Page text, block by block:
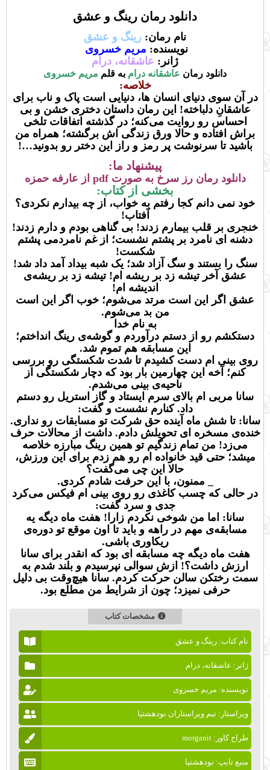
دانلود رمان رینگ و عشق
نام رمان: رینگ و عشق
نویسنده: مریم خسروی
ژانر: عاشقانه، درام
دانلود رمان عاشقانه درام به قلم مریم خسروی
خلاصه:
در آن سوی دنیای انسان ها، دنیایی است پاک و ناب برای
عاشقانِ دلباخته! این رمان داستان دختری خشن و بی
احساس رو روایت می‌کنه؛ در گذشته اتفاقات تلخی
براش افتاده و حالا ورق زندگی اش برگشته؛ همراه من
باشید تا سرنوشت پر رمز و راز این دختر رو بدونید…!
پیشنهاد ما:
دانلود رمان رز سرخ به صورت pdf از عارفه حمزه
بخشی از کتاب:
خود نمی دانم کجا رفتم به خواب، از چه بیدارم نکردی؟
آفتاب!
خنجری بر قلب بیمارم زدند! بی گناهی بودم و دارم زدند!
دشنه ای نامرد بر پشتم نشست؛ از غم نامردمی پشتم
شکست!
سنگ را بستند و سگ آزاد شد؛ یک شبه بیداد آمد داد شد!
عشق آخر تیشه زد بر ریشه ام! تیشه زد بر ریشه‌ی
اندیشه ام!
عشق اگر این است مرتد می‌شوم؛ خوب اگر این است
من بد می‌شوم.
به نام خدا
دستکشم رو از دستم درآوردم و گوشه‌ی رینگ انداختم؛
این مسابقه هم تموم شد.
روی بینی ام دست کشیدم تا شدت شکستگی رو بررسی
کنم؛ آخه این چهارمین بار بود که دچار شکستگی از
ناحیه‌ی بینی می‌شدم.
سانا مربی ام بالای سرم ایستاد و گاز استریل رو دستم
داد. کنارم نشست و گفت:
سانا: تا شش ماه آینده حق شرکت تو مسابقات رو نداری.
خنده‌ی مسخره ای تحویلش دادم. داشت از محالات حرف
می‌زد! من تمام زندگیم تو همین رینگ مبارزه خلاصه
میشد؛ حتی قید خانواده ام رو هم زدم برای این ورزش،
حالا این چی می‌گفت؟
_ ممنون، با این حرفت شادم کردی.
در حالی که چسب کاغذی رو روی بینی ام فیکس می‌کرد
جدی و سرد گفت:
سانا: اما من شوخی نکردم زارا! هفت ماه دیگه یه
مسابقه‌ی مهم در راهه و باید تا اون موقع تو دوره‌ی
ریکاوری باشی.
هفت ماه دیگه چه مسابقه ای بود که انقدر برای سانا
ارزش داشت؟! ازش سوالی نپرسیدم و بلند شدم به
سمت رختکن سالن حرکت کردم. سانا هیچ‌وقت بی دلیل
حرفی نمیزد؛ چون از شرایط من مطلع بود.
مشخصات کتاب
نام کتاب: رینگ و عشق
ژانر: عاشقانه، درام
نویسنده: مریم خسروی
ویراستار: تیم ویراستاران نودهشتیا
طراح کاور: morganit
منبع تایپ: نودهشتیا